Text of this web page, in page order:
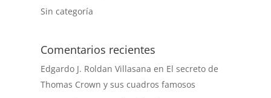
Sin categoría
Comentarios recientes
Edgardo J. Roldan Villasana en El secreto de
Thomas Crown y sus cuadros famosos